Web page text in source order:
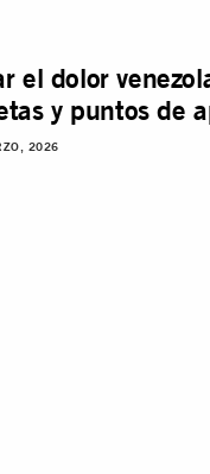
el dolor
y puntos de
2026